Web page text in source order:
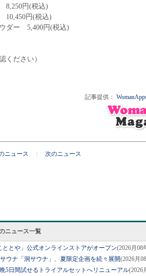
円(税込)
円(税込)
5,400円(税込)
ください）
記事提供：
ニュース : 次のニュース
ニュース一覧
とや」公式オンラインストアがオープン(2026月08
ウナ「洞サウナ」、夏限定企画を続々展開(2026月
日間試せるトライアルセットへリニューアル(2026